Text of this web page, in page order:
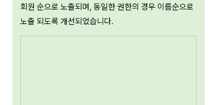
회원 순으로 노출되며, 동일한 권한의 경우 이름순으로
노출 되도록 개선되었습니다.